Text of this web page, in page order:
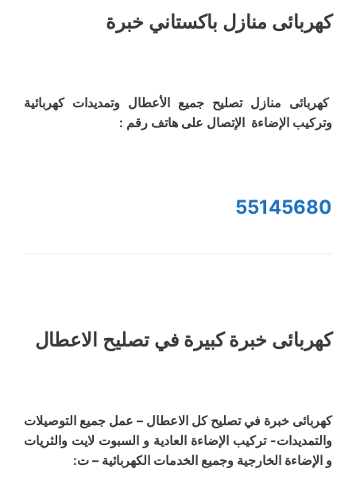
كهربائى منازل باكستاني خبرة
كهربائى منازل تصليح جميع الأعطال وتمديدات كهربائية
وتركيب الإضاءة الإتصال على هاتف رقم :
55145680
كهربائى خبرة كبيرة في تصليح الاعطال
كهربائى خبرة في تصليح كل الاعطال – عمل جميع التوصيلات
والتمديدات- تركيب الإضاءة العادية و السبوت لايت والثريات
و الإضاءة الخارجية وجميع الخدمات الكهربائية – ت: